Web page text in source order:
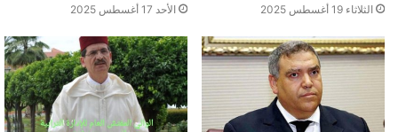
الثلاثاء 19 أغسطس 2025 الأحد 17 أغسطس 2025